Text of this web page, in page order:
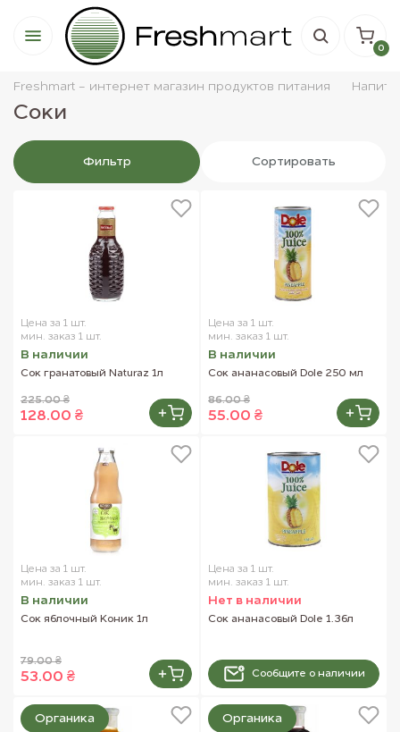
0
Freshmart - интернет магазин продуктов питания
Соки
Фильтр Сортировать
Цена за 1 шт.
мин. заказ 1 шт.
В наличии
Сок гранатовый Naturaz 1л
225.00 ₴
128.00 ₴
Цена за 1 шт.
мин. заказ 1 шт.
В наличии
Сок ананасовый Dole 250 мл
86.00 ₴
55.00 ₴
Цена за 1 шт.
мин. заказ 1 шт.
В наличии
Сок яблочный Коник 1л
79.00 ₴
53.00 ₴
Цена за 1 шт.
мин. заказ 1 шт.
Нет в наличии
Сок ананасовый Dole 1.36л
Сообщите о наличии
Органика Органика